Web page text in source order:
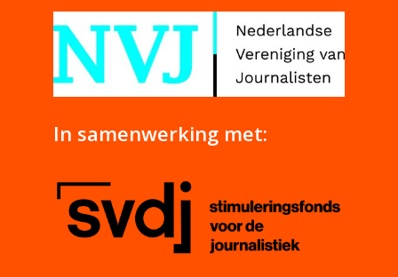
In samenwerking met: